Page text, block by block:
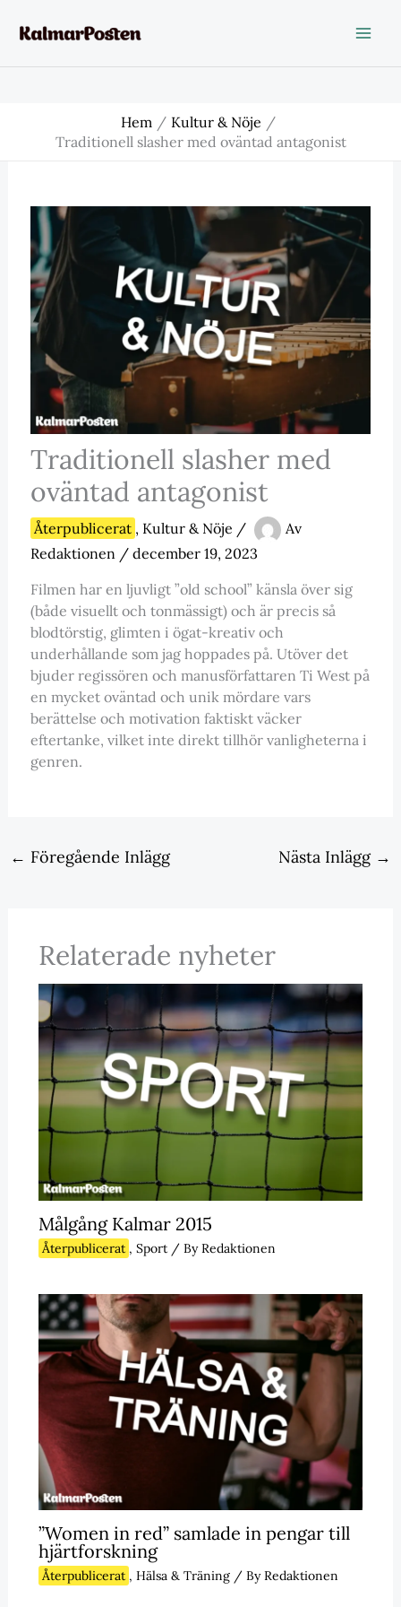
Hem
Kultur & Nöje
Traditionell slasher med oväntad antagonist
Traditionell slasher med
oväntad antagonist
Återpublicerat , Kultur & Nöje /
Av
Redaktionen / december 19, 2023
Filmen har en ljuvligt ”old school” känsla över sig
(både visuellt och tonmässigt) och är precis så
blodtörstig, glimten i ögat-kreativ och
underhållande som jag hoppades på. Utöver det
bjuder regissören och manusförfattaren Ti West på
en mycket oväntad och unik mördare vars
berättelse och motivation faktiskt väcker
eftertanke, vilket inte direkt tillhör vanligheterna i
genren.
← Föregående Inlägg Nästa Inlägg →
Relaterade nyheter
Målgång Kalmar 2015
Återpublicerat , Sport/ ByRedaktionen
”Women in red” samlade in pengar till
hjärtforskning
Återpublicerat , Hälsa & Träning/ ByRedaktionen